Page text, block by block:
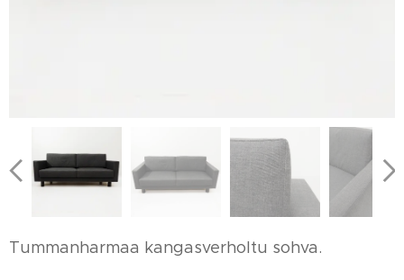
Tummanharmaa kangasverholtu sohva.